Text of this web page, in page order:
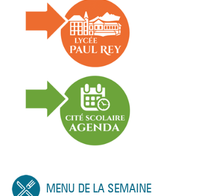
MENU DE LA SEMAINE